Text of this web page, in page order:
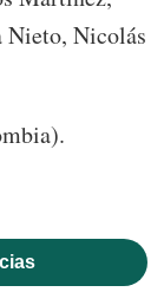
Nieto, Nicolás